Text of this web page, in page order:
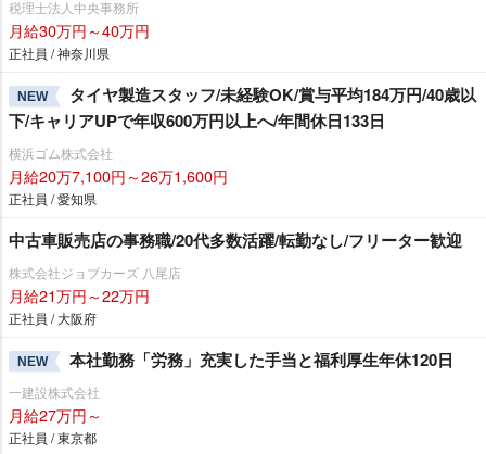
税理士法人中央事務所
月給30万円～40万円
正社員 / 神奈川県
NEW
タイヤ製造スタッフ/未経験OK/賞与平均184万円/40歳以
下/キャリアUPで年収600万円以上へ/年間休日133日
横浜ゴム株式会社
月給20万7,100円～26万1,600円
正社員 / 愛知県
中古車販売店の事務職/20代多数活躍/転勤なし/フリーター歓迎
株式会社ジョブカーズ 八尾店
月給21万円～22万円
正社員 / 大阪府
NEW 本社勤務「労務」充実した手当と福利厚生年休120日
一建設株式会社
月給27万円～
正社員 / 東京都